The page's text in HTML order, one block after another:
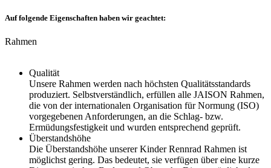
Auf folgende Eigenschaften haben wir geachtet:
Rahmen
Qualität
Unsere Rahmen werden nach höchsten Qualitätsstandards
produziert. Selbstverständlich, erfüllen alle JAISON Rahmen,
die von der internationalen Organisation für Normung (ISO)
vorgegebenen Anforderungen, an die Schlag- bzw.
Ermüdungsfestigkeit und wurden entsprechend geprüft.
Überstandshöhe
Die Überstandshöhe unserer Kinder Rennrad Rahmen ist
möglichst gering. Das bedeutet, sie verfügen über eine kurze